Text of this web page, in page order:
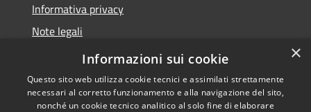
Informativa privacy
Note legali
Dichiarazione di accessibilità
×
Informazioni sui cookie
Questo sito web utilizza cookie tecnici e assimilati strettamente
necessari al corretto funzionamento e alla navigazione del sito,
nonché un cookie tecnico analitico al solo fine di elaborare